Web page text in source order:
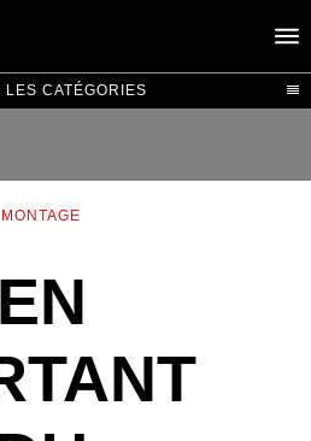
PRATIQUE
AUX IMAGES
LES CATÉGORIES
MONTAGE
EN